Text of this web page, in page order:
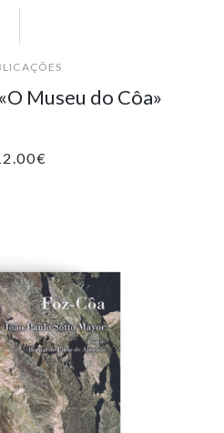
Museu do Côa»
€